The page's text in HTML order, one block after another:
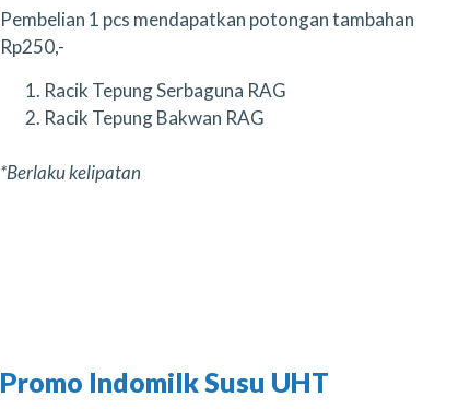
Pembelian 1 pcs mendapatkan potongan tambahan
Rp250,-
Racik Tepung Serbaguna RAG
Racik Tepung Bakwan RAG
*Berlaku kelipatan
Promo Indomilk Susu UHT